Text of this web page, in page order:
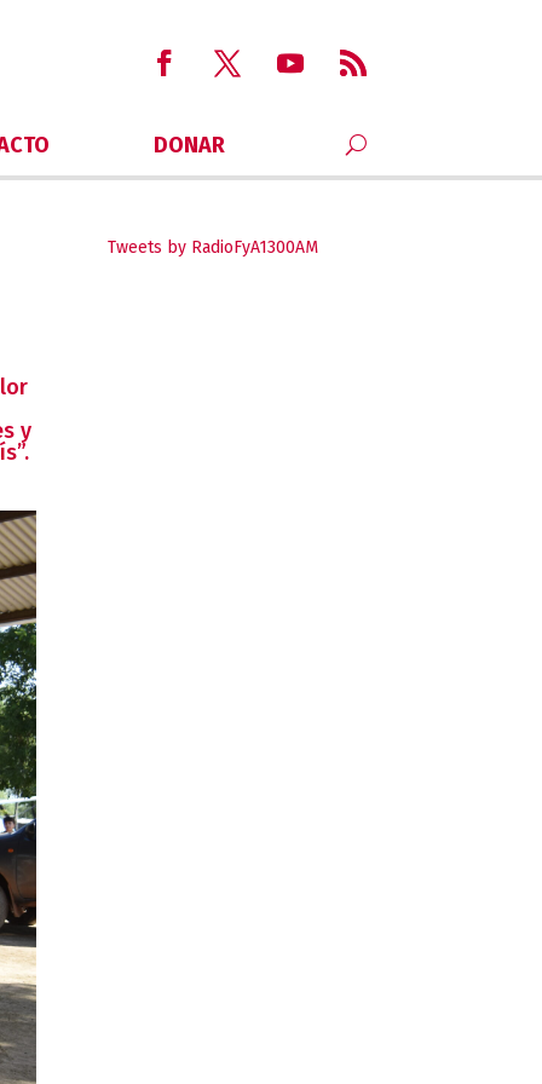
DONAR
y
.
Tweets by RadioFyA1300AM